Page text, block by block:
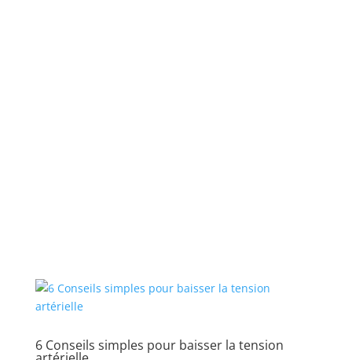
6 Conseils simples pour baisser la tension